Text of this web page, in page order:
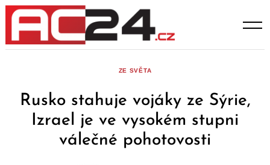
Skip
content
ZE SVĚTA
Rusko stahuje vojáky ze Sýrie,
Izrael je ve vysokém stupni
válečné pohotovosti